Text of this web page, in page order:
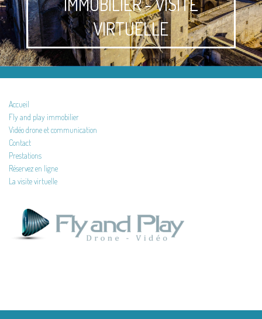
VIRTUELLE
Accueil
Fly and play immobilier
Vidéo drone et communication
Contact
Prestations
Réservez en ligne
La visite virtuelle